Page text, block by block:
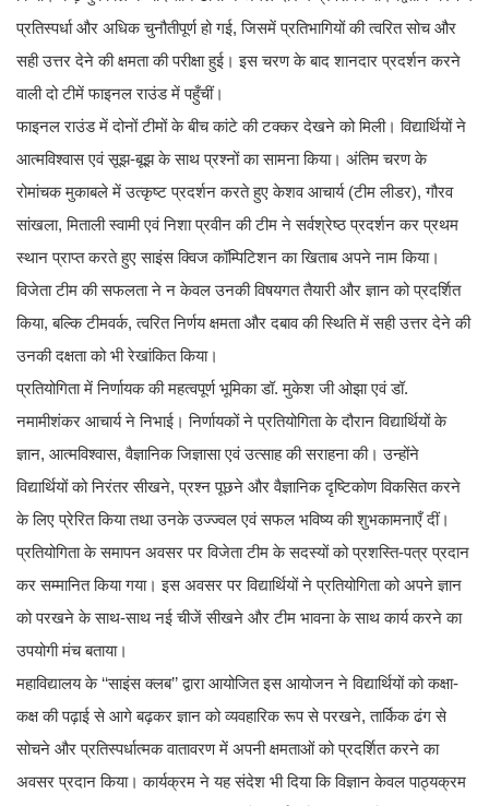
प्रतिस्पर्धा और अधिक चुनौतीपूर्ण हो गई, जिसमें प्रतिभागियों की त्वरित सोच और
सही उत्तर देने की क्षमता की परीक्षा हुई। इस चरण के बाद शानदार प्रदर्शन करने
वाली दो टीमें फाइनल राउंड में पहुँचीं।
फाइनल राउंड में दोनों टीमों के बीच कांटे की टक्कर देखने को मिली। विद्यार्थियों ने
आत्मविश्वास एवं सूझ-बूझ के साथ प्रश्नों का सामना किया। अंतिम चरण के
रोमांचक मुकाबले में उत्कृष्ट प्रदर्शन करते हुए केशव आचार्य (टीम लीडर), गौरव
सांखला, मिताली स्वामी एवं निशा प्रवीन की टीम ने सर्वश्रेष्ठ प्रदर्शन कर प्रथम
स्थान प्राप्त करते हुए साइंस क्विज कॉम्पिटिशन का खिताब अपने नाम किया।
विजेता टीम की सफलता ने न केवल उनकी विषयगत तैयारी और ज्ञान को प्रदर्शित
किया, बल्कि टीमवर्क, त्वरित निर्णय क्षमता और दबाव की स्थिति में सही उत्तर देने की
उनकी दक्षता को भी रेखांकित किया।
प्रतियोगिता में निर्णायक की महत्वपूर्ण भूमिका डॉ. मुकेश जी ओझा एवं डॉ.
नमामीशंकर आचार्य ने निभाई। निर्णायकों ने प्रतियोगिता के दौरान विद्यार्थियों के
ज्ञान, आत्मविश्वास, वैज्ञानिक जिज्ञासा एवं उत्साह की सराहना की। उन्होंने
विद्यार्थियों को निरंतर सीखने, प्रश्न पूछने और वैज्ञानिक दृष्टिकोण विकसित करने
के लिए प्रेरित किया तथा उनके उज्ज्वल एवं सफल भविष्य की शुभकामनाएँ दीं।
प्रतियोगिता के समापन अवसर पर विजेता टीम के सदस्यों को प्रशस्ति-पत्र प्रदान
कर सम्मानित किया गया। इस अवसर पर विद्यार्थियों ने प्रतियोगिता को अपने ज्ञान
को परखने के साथ-साथ नई चीजें सीखने और टीम भावना के साथ कार्य करने का
उपयोगी मंच बताया।
महाविद्यालय के ‘‘साइंस क्लब’’ द्वारा आयोजित इस आयोजन ने विद्यार्थियों को कक्षा-
कक्ष की पढ़ाई से आगे बढ़कर ज्ञान को व्यवहारिक रूप से परखने, तार्किक ढंग से
सोचने और प्रतिस्पर्धात्मक वातावरण में अपनी क्षमताओं को प्रदर्शित करने का
अवसर प्रदान किया। कार्यक्रम ने यह संदेश भी दिया कि विज्ञान केवल पाठ्यक्रम